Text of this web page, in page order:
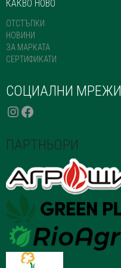
КАКВО НОВО
ОТСТЪПКИ
НОВИНИ
ЗА МАРКАТА
СЕРТИФИКАТИ
СОЦИАЛНИ МРЕЖИ
INSTAGRAM
FACEBOOK
ПАРТНЬОРИ